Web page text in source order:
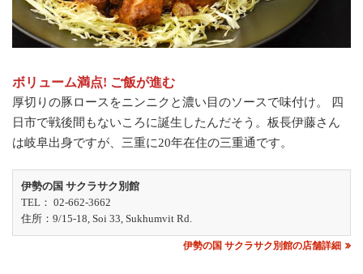
ボリューム満点! ご飯が進む
厚切りの豚ロースをニンニクと濃い目のソースで味付け。 四
日市で戦後間もないころに誕生したんだそう。板長伊藤さん
は岐阜出身ですが、三重に20年在住の三重通です。
伊勢の国 サクラサク別館
TEL： 02-662-3662
住所：9/15-18, Soi 33, Sukhumvit Rd.
伊勢の国 サクラサク別館の店舗詳細